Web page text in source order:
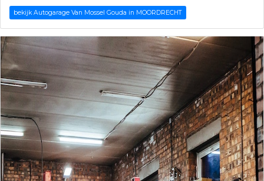
bekijk Autogarage Van Mossel Gouda in MOORDRECHT